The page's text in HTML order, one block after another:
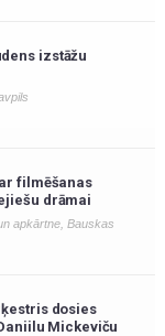
izstāžu
filmēšanas
drāmai
apkārtne, Bauskas
dosies
Mickeviču